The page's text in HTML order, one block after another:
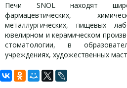
Печи SNOL находят
фармацевтических,
металлургических, пищевых
ювелирном и керамическом
стоматологии, в
учреждениях, художественных
Технические
Компания АналитПромПрибор
Задать вопрос